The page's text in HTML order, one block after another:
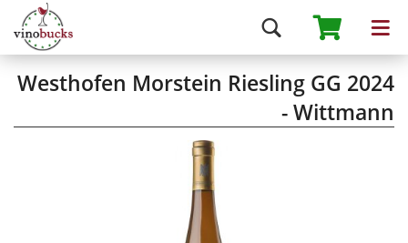
Westhofen Morstein Riesling GG 2024
- Wittmann